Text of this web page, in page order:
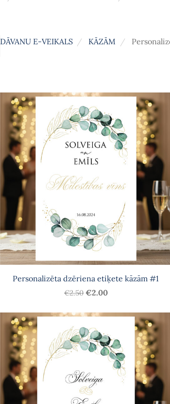
DĀVANU E-VEIKALS KĀZĀM
Personalizēta dzēriena etiķete kāzām #1
€2.50 €2.00